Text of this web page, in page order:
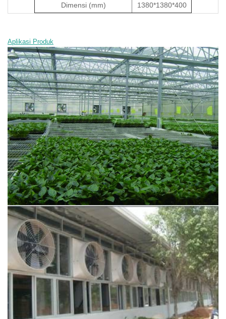
Dimensi (mm)
1380*1380*400
Aplikasi Produk